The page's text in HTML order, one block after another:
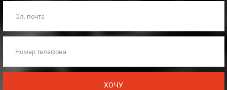
Эл. почта
Номер телефона
ХОЧУ